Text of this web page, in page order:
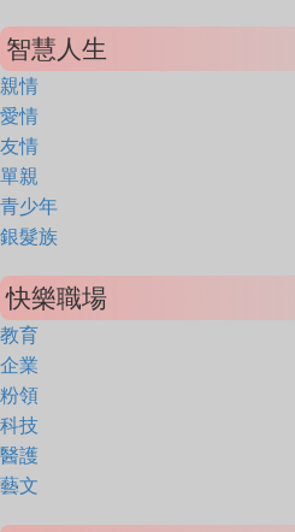
智慧人生
親情
愛情
友情
單親
青少年
銀髮族
快樂職場
教育
企業
粉領
科技
醫護
藝文